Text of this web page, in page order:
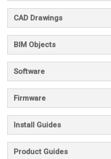
CAD Drawings
BIM Objects
Software
Firmware
Install Guides
Product Guides